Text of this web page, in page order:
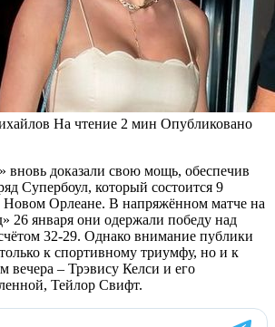
На чтение 2 мин Опубликовано
вновь доказали свою мощь, обеспечив
Супербоул, который состоится 9
Новом Орлеане. В напряжённом матче на
26 января они одержали победу над
32-29. Однако внимание публики
к спортивному триумфу, но и к
вечера – Трэвису Келси и его
Тейлор Свифт.